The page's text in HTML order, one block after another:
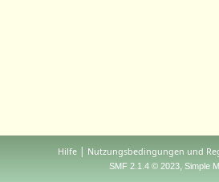
Hilfe | Nutzungsbedingungen und
SMF 2.1.4 © 2023, Simple